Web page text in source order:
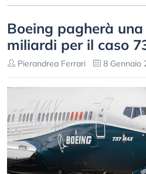
Boeing pagherà
miliardi per il caso
Pierandrea Ferrari 8 Gennaio